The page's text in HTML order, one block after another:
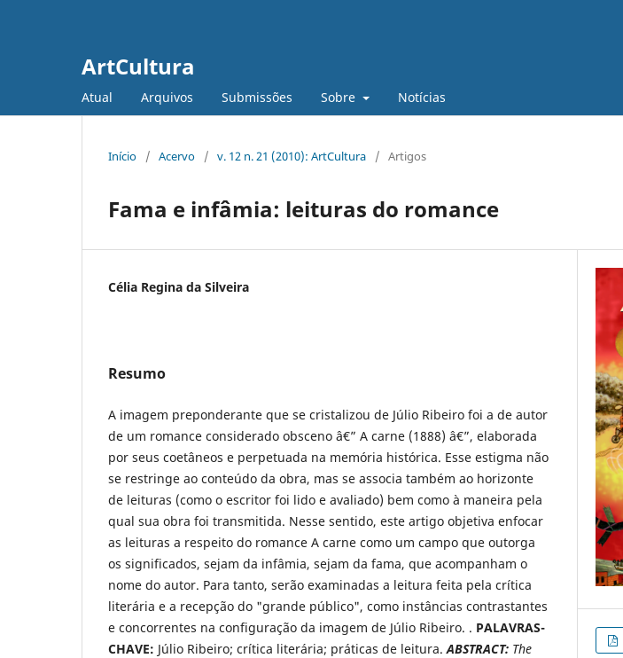
ArtCultura
Atual Arquivos Submissões Sobre Notícias
Início / Acervo / v. 12 n. 21 (2010): ArtCultura / Artigos
Fama e infâmia: leituras do romance
Célia Regina da Silveira
Resumo
A imagem preponderante que se cristalizou de Júlio Ribeiro foi a de autor
de um romance considerado obsceno â€” A carne (1888) â€”, elaborada
por seus coetâneos e perpetuada na memória histórica. Esse estigma não
se restringe ao conteúdo da obra, mas se associa também ao horizonte
de leituras (como o escritor foi lido e avaliado) bem como à maneira pela
qual sua obra foi transmitida. Nesse sentido, este artigo objetiva enfocar
as leituras a respeito do romance A carne como um campo que outorga
os significados, sejam da infâmia, sejam da fama, que acompanham o
nome do autor. Para tanto, serão examinadas a leitura feita pela crítica
literária e a recepção do "grande público", como instâncias contrastantes
e concorrentes na configuração da imagem de Júlio Ribeiro. . PALAVRAS-
CHAVE: Júlio Ribeiro; crítica literária; práticas de leitura.ABSTRACT: The